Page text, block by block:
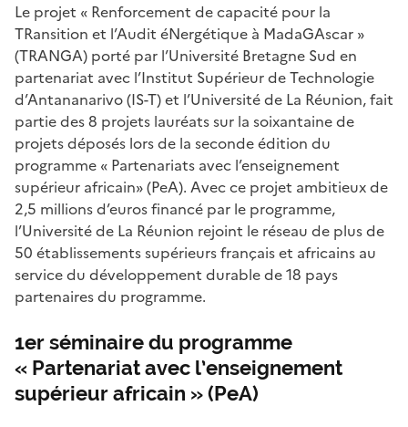
Le projet « Renforcement de capacité pour la
TRansition et l’Audit éNergétique à MadaGAscar »
(TRANGA) porté par l’Université Bretagne Sud en
partenariat avec l’Institut Supérieur de Technologie
d’Antananarivo (IS-T) et l’Université de La Réunion, fait
partie des 8 projets lauréats sur la soixantaine de
projets déposés lors de la seconde édition du
programme « Partenariats avec l’enseignement
supérieur africain» (PeA). Avec ce projet ambitieux de
2,5 millions d’euros financé par le programme,
l’Université de La Réunion rejoint le réseau de plus de
50 établissements supérieurs français et africains au
service du développement durable de 18 pays
partenaires du programme.
1er séminaire du programme
« Partenariat avec l’enseignement
supérieur africain » (PeA)